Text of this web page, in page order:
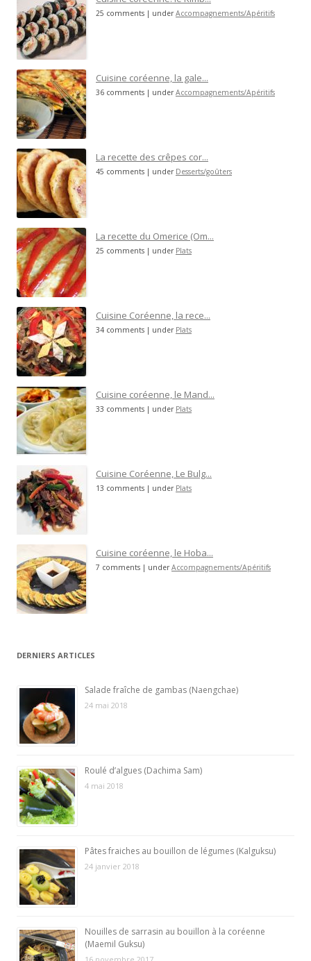
25 comments | underAccompagnements/Apéritifs
Cuisine coréenne, la gale...
36 comments | underAccompagnements/Apéritifs
La recette des crêpes cor...
45 comments | under Desserts/goûters
La recette du Omerice (Om...
25 comments | under Plats
Cuisine Coréenne, la rece...
34 comments | under Plats
Cuisine coréenne, le Mand...
33 comments | under Plats
Cuisine Coréenne, Le Bulg...
13 comments | under Plats
Cuisine coréenne, le Hoba...
7 comments | underAccompagnements/Apéritifs
DERNIERS ARTICLES
Salade fraîche de gambas (Naengchae)
24 mai 2018
Roulé d’algues (Dachima Sam)
4 mai 2018
Pâtes fraiches au bouillon de légumes (Kalguksu)
24 janvier 2018
Nouilles de sarrasin au bouillon à la coréenne
(Maemil Guksu)